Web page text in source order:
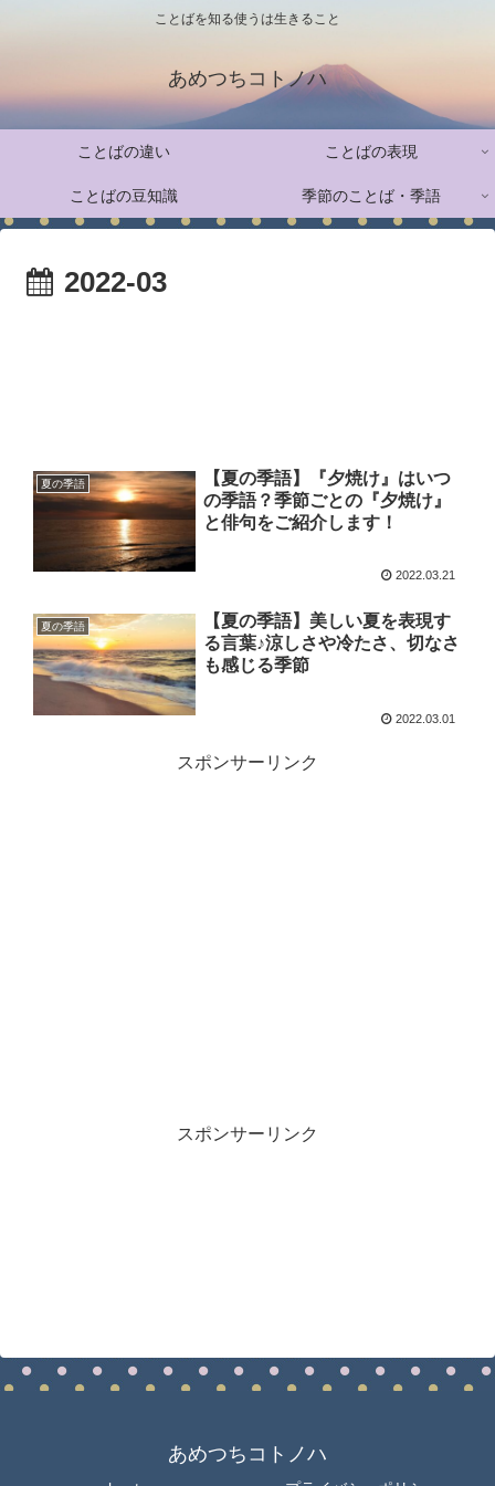
ことばを知る使うは生きること
あめつちコトノハ
ことばの違い ことばの表現
ことばの豆知識 季節のことば・季語
2022-03
夏の季語
【夏の季語】『夕焼け』はいつ
の季語？季節ごとの『夕焼け』
と俳句をご紹介します！
2022.03.21
夏の季語
【夏の季語】美しい夏を表現す
る言葉♪涼しさや冷たさ、切なさ
も感じる季節
2022.03.01
スポンサーリンク
スポンサーリンク
あめつちコトノハ